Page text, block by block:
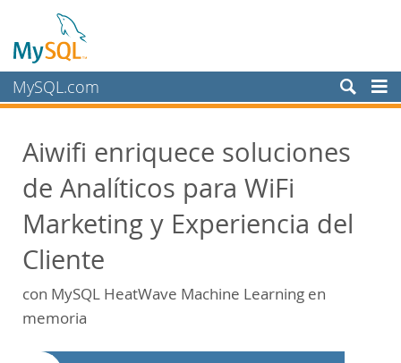
MySQL.com
Services
Partners
Customers
Why MySQL?
Presentations
Videos
Case Studies
Aiwifi enriquece soluciones
de Analíticos para WiFi
Marketing y Experiencia del
Cliente
con MySQL HeatWave Machine Learning en
memoria